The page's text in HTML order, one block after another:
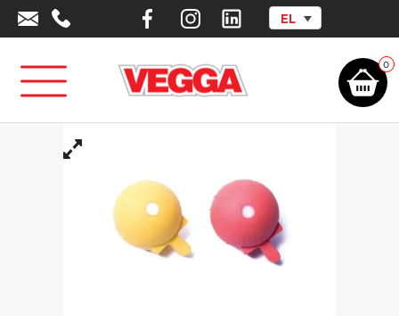
EL
0
Αρχική σελίδα Αθλητικά Είδη - Εξοπλισμός/Στίβος/Kids